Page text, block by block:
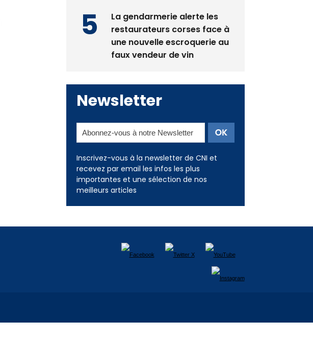
les restaurants
La gendarmerie alerte les
restaurateurs corses face à
Newsletter
Inscrivez-vous à la newsletter de CNI et
recevez par email les infos les plus
importantes et une sélection de nos